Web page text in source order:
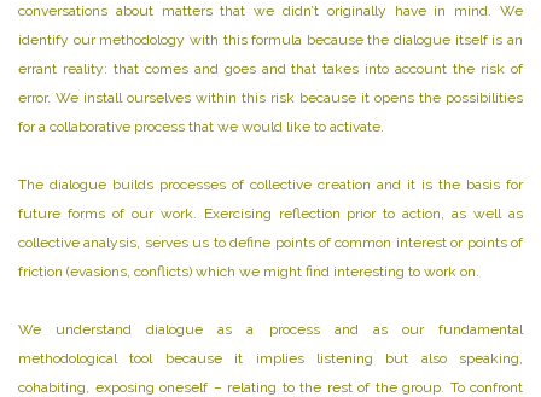
conversations about matters that we didn’t originally have in mind. We
identify our methodology with this formula because the dialogue itself is an
errant reality: that comes and goes and that takes into account the risk of
error. We install ourselves within this risk because it opens the possibilities
for a collaborative process that we would like to activate.
The dialogue builds processes of collective creation and it is the basis for
future forms of our work. Exercising reflection prior to action, as well as
collective analysis, serves us to define points of common interest or points of
friction (evasions, conflicts) which we might find interesting to work on.
We understand dialogue as a process and as our fundamental
methodological tool because it implies listening but also speaking,
cohabiting, exposing oneself – relating to the rest of the group. To confront